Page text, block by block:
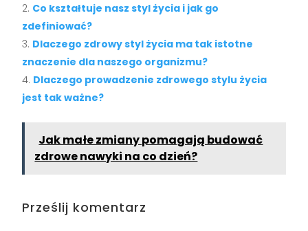
Co kształtuje nasz styl życia i jak go
zdefiniować?
Dlaczego zdrowy styl życia ma tak istotne
znaczenie dla naszego organizmu?
Dlaczego prowadzenie zdrowego stylu życia
jest tak ważne?
Jak małe zmiany pomagają budować
zdrowe nawyki na co dzień?
Prześlij komentarz